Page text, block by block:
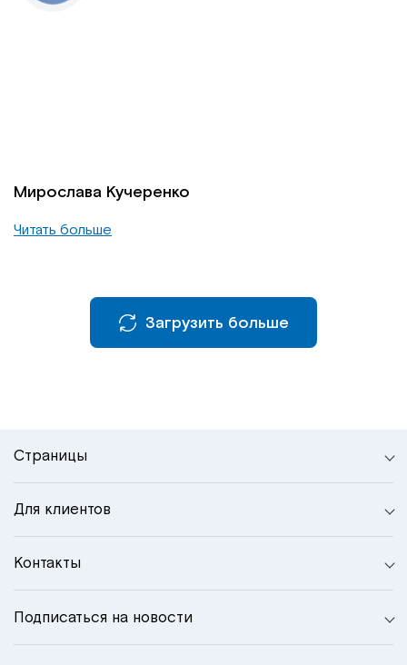
Мирослава Кучеренко
Читать больше
Загрузить больше
Страницы
Для клиентов
Контакты
Подписаться на новости